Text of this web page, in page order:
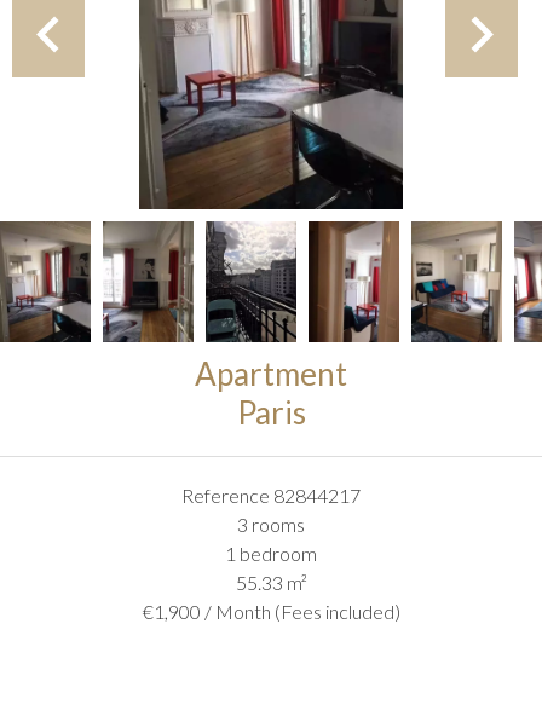
Apartment
Paris
Reference 82844217
3 rooms
1 bedroom
55.33 m²
€1,900 / Month (Fees included)